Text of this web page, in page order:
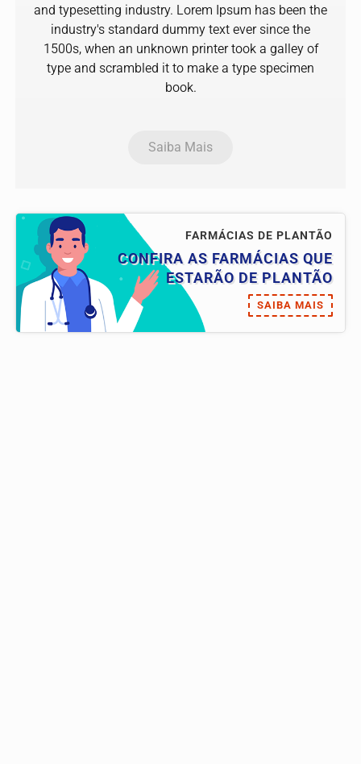
and typesetting industry. Lorem Ipsum has been the
industry's standard dummy text ever since the
1500s, when an unknown printer took a galley of
type and scrambled it to make a type specimen
book.
Saiba Mais
FARMÁCIAS DE PLANTÃO
CONFIRA AS FARMÁCIAS QUE
ESTARÃO DE PLANTÃO
SAIBA MAIS